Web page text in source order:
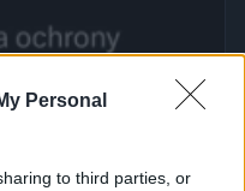
Personal
to third parties, or